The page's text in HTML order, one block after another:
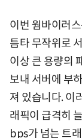
이번 웜바이러
틈타 무작위로
이상 큰 용량의
보내 서버에 부
져 있습니다. 이
래픽이 급격히
bps가 넘는 트